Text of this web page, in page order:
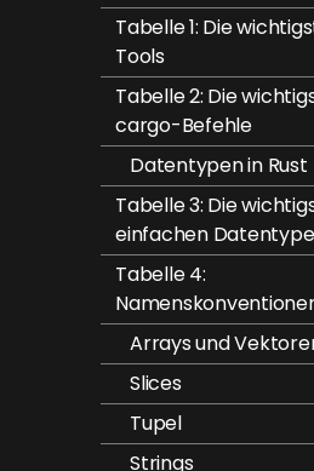
Tabelle 1: Die
Tools
Tabelle 2: Die
cargo-Befehle
Datentypen in Rust
Tabelle 3: Die
einfachen
Tabelle 4:
Arrays und
Slices
Tupel
Strings